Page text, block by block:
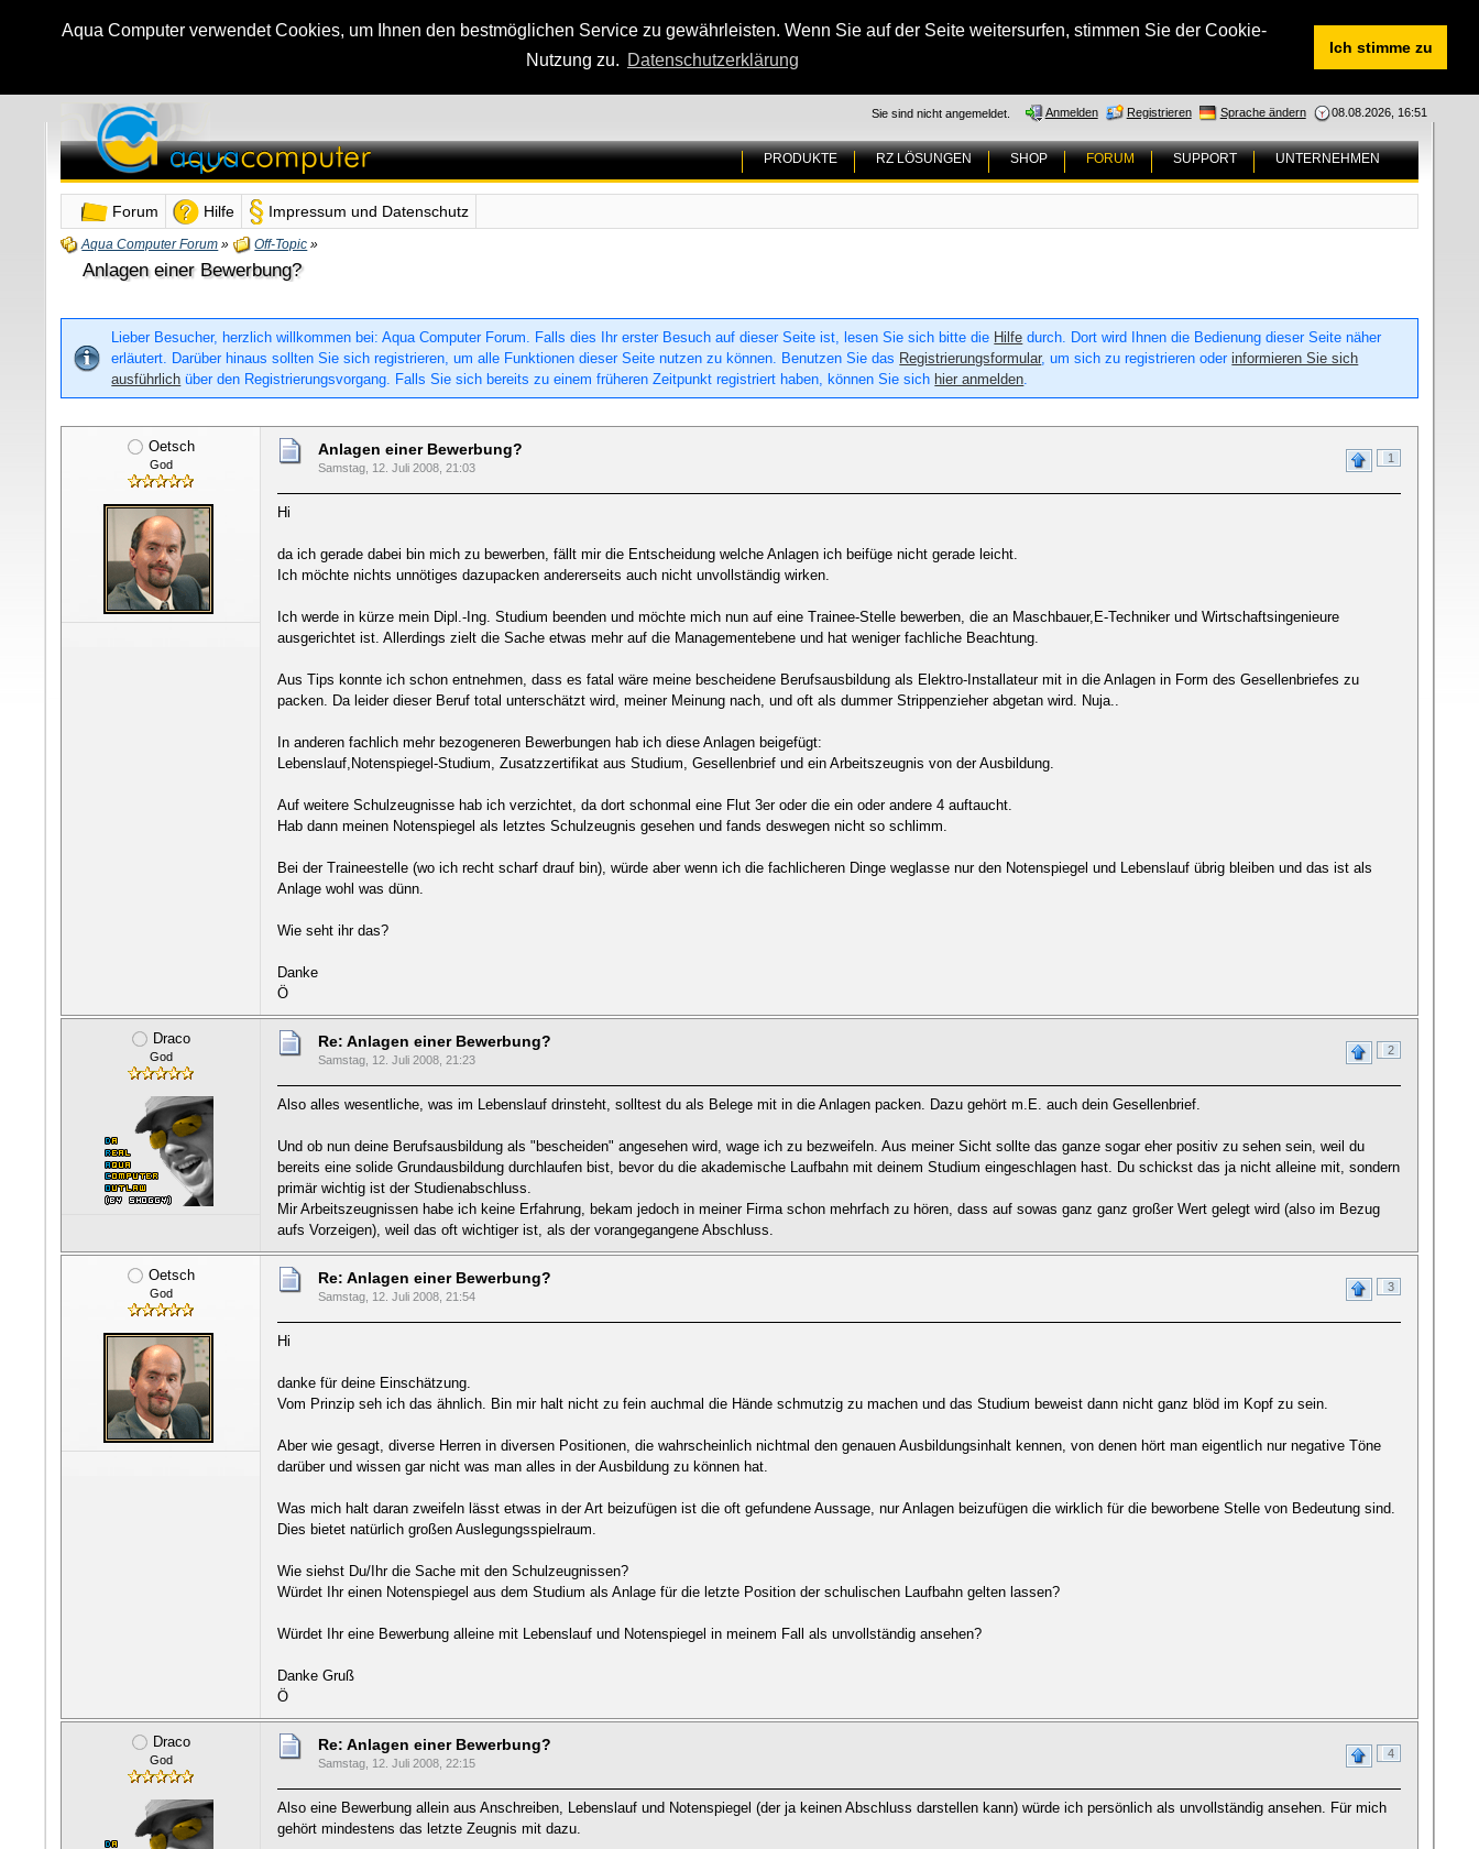
Aqua Computer verwendet Cookies, um Ihnen den bestmöglichen Service zu gewährleisten. Wenn Sie auf der Seite weitersurfen, stimmen Sie der Cookie-
Nutzung zu. Datenschutzerklärung
Ich stimme zu
08.08.2026, 16:51
Sprache ändern
Registrieren
Anmelden
Sie sind nicht angemeldet.
PRODUKTE RZ LÖSUNGEN SHOP FORUM SUPPORT UNTERNEHMEN
Forum Hilfe Impressum und Datenschutz
Aqua Computer Forum » Off-Topic »
Anlagen einer Bewerbung?
Lieber Besucher, herzlich willkommen bei: Aqua Computer Forum. Falls dies Ihr erster Besuch auf dieser Seite ist, lesen Sie sich bitte die Hilfe durch. Dort wird Ihnen die Bedienung dieser Seite näher
erläutert. Darüber hinaus sollten Sie sich registrieren, um alle Funktionen dieser Seite nutzen zu können. Benutzen Sie das Registrierungsformular, um sich zu registrieren oderinformieren Sie sich
ausführlich über den Registrierungsvorgang. Falls Sie sich bereits zu einem früheren Zeitpunkt registriert haben, können Sie sich hier anmelden.
Oetsch
God
Anlagen einer Bewerbung?
Samstag, 12. Juli 2008, 21:03
1
Hi
da ich gerade dabei bin mich zu bewerben, fällt mir die Entscheidung welche Anlagen ich beifüge nicht gerade leicht.
Ich möchte nichts unnötiges dazupacken andererseits auch nicht unvollständig wirken.
Ich werde in kürze mein Dipl.-Ing. Studium beenden und möchte mich nun auf eine Trainee-Stelle bewerben, die an Maschbauer,E-Techniker und Wirtschaftsingenieure
ausgerichtet ist. Allerdings zielt die Sache etwas mehr auf die Managementebene und hat weniger fachliche Beachtung.
Aus Tips konnte ich schon entnehmen, dass es fatal wäre meine bescheidene Berufsausbildung als Elektro-Installateur mit in die Anlagen in Form des Gesellenbriefes zu
packen. Da leider dieser Beruf total unterschätzt wird, meiner Meinung nach, und oft als dummer Strippenzieher abgetan wird. Nuja..
In anderen fachlich mehr bezogeneren Bewerbungen hab ich diese Anlagen beigefügt:
Lebenslauf,Notenspiegel-Studium, Zusatzzertifikat aus Studium, Gesellenbrief und ein Arbeitszeugnis von der Ausbildung.
Auf weitere Schulzeugnisse hab ich verzichtet, da dort schonmal eine Flut 3er oder die ein oder andere 4 auftaucht.
Hab dann meinen Notenspiegel als letztes Schulzeugnis gesehen und fands deswegen nicht so schlimm.
Bei der Traineestelle (wo ich recht scharf drauf bin), würde aber wenn ich die fachlicheren Dinge weglasse nur den Notenspiegel und Lebenslauf übrig bleiben und das ist als
Anlage wohl was dünn.
Wie seht ihr das?
Danke
Ö
Draco
God
Re: Anlagen einer Bewerbung?
Samstag, 12. Juli 2008, 21:23
2
Also alles wesentliche, was im Lebenslauf drinsteht, solltest du als Belege mit in die Anlagen packen. Dazu gehört m.E. auch dein Gesellenbrief.
Und ob nun deine Berufsausbildung als "bescheiden" angesehen wird, wage ich zu bezweifeln. Aus meiner Sicht sollte das ganze sogar eher positiv zu sehen sein, weil du
bereits eine solide Grundausbildung durchlaufen bist, bevor du die akademische Laufbahn mit deinem Studium eingeschlagen hast. Du schickst das ja nicht alleine mit, sondern
primär wichtig ist der Studienabschluss.
Mir Arbeitszeugnissen habe ich keine Erfahrung, bekam jedoch in meiner Firma schon mehrfach zu hören, dass auf sowas ganz ganz großer Wert gelegt wird (also im Bezug
aufs Vorzeigen), weil das oft wichtiger ist, als der vorangegangene Abschluss.
Oetsch
God
Re: Anlagen einer Bewerbung?
Samstag, 12. Juli 2008, 21:54
3
Hi
danke für deine Einschätzung.
Vom Prinzip seh ich das ähnlich. Bin mir halt nicht zu fein auchmal die Hände schmutzig zu machen und das Studium beweist dann nicht ganz blöd im Kopf zu sein.
Aber wie gesagt, diverse Herren in diversen Positionen, die wahrscheinlich nichtmal den genauen Ausbildungsinhalt kennen, von denen hört man eigentlich nur negative Töne
darüber und wissen gar nicht was man alles in der Ausbildung zu können hat.
Was mich halt daran zweifeln lässt etwas in der Art beizufügen ist die oft gefundene Aussage, nur Anlagen beizufügen die wirklich für die beworbene Stelle von Bedeutung sind.
Dies bietet natürlich großen Auslegungsspielraum.
Wie siehst Du/Ihr die Sache mit den Schulzeugnissen?
Würdet Ihr einen Notenspiegel aus dem Studium als Anlage für die letzte Position der schulischen Laufbahn gelten lassen?
Würdet Ihr eine Bewerbung alleine mit Lebenslauf und Notenspiegel in meinem Fall als unvollständig ansehen?
Danke Gruß
Ö
Draco
God
Re: Anlagen einer Bewerbung?
Samstag, 12. Juli 2008, 22:15
4
Also eine Bewerbung allein aus Anschreiben, Lebenslauf und Notenspiegel (der ja keinen Abschluss darstellen kann) würde ich persönlich als unvollständig ansehen. Für mich
gehört mindestens das letzte Zeugnis mit dazu.